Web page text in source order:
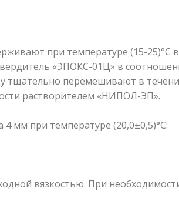
при температуре (15-25)°С в
«ЭПОКС-01Ц» в
тщательно перемешивают в
растворителем «НИПОЛ-ЭП».
4 мм при температуре (20,0±0,5)°С:
вязкостью. При